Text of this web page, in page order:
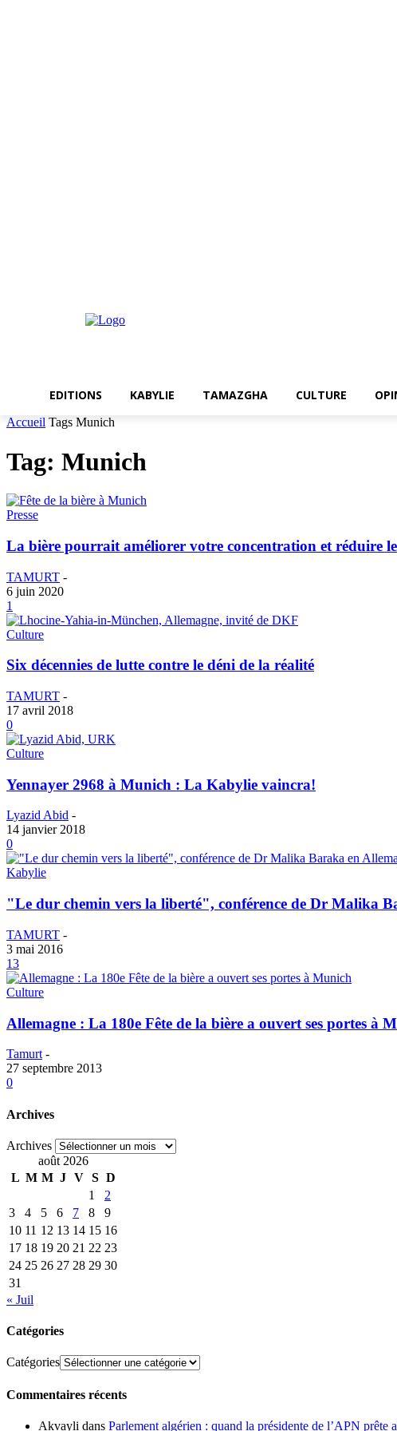
EDITIONS KABYLIE TAMAZGHA CULTURE
Accueil Tags Munich
Tag: Munich
Presse
La bière pourrait améliorer votre concentration et réduire
TAMURT -
6 juin 2020
1
Culture
Six décennies de lutte contre le déni de la réalité
TAMURT -
17 avril 2018
0
Culture
Yennayer 2968 à Munich : La Kabylie vaincra!
Lyazid Abid -
14 janvier 2018
0
Kabylie
"Le dur chemin vers la liberté", conférence de Dr Malika
TAMURT -
3 mai 2016
13
Culture
Allemagne : La 180e Fête de la bière a ouvert ses portes à
Tamurt -
27 septembre 2013
0
Archives
Archives
août 2026
L M M J V S D
1
2
3
4 5 6 7 8
9
10 11 12 13 14 15 16
17 18 19 20 21 22 23
24 25 26 27 28 29 30
31
« Juil
Catégories
Catégories
Commentaires récents
Akvayli dans Parlement algérien : quand la présidente de l’APN prête